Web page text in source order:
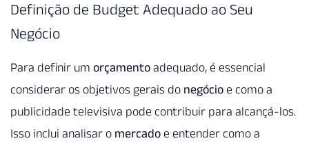
Definição de Budget Adequado ao Seu
Negócio
Para definir um orçamento adequado, é essencial
considerar os objetivos gerais do negócio e como a
publicidade televisiva pode contribuir para alcançá-los.
Isso inclui analisar o mercado e entender como a